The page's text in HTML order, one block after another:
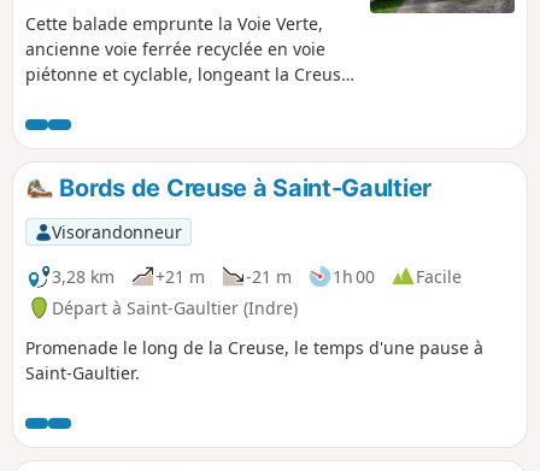
Cette balade emprunte la Voie Verte,
ancienne voie ferrée recyclée en voie
piétonne et cyclable, longeant la Creuse
par de petites routes et chemins,
permettant entre autre la découverte du
Château Foltertre.
Bords de Creuse à Saint-Gaultier
Visorandonneur
3,28 km
+21 m -21 m 1h 00
Facile
Départ à Saint-Gaultier (Indre)
Promenade le long de la Creuse, le temps d'une pause à
Saint-Gaultier.